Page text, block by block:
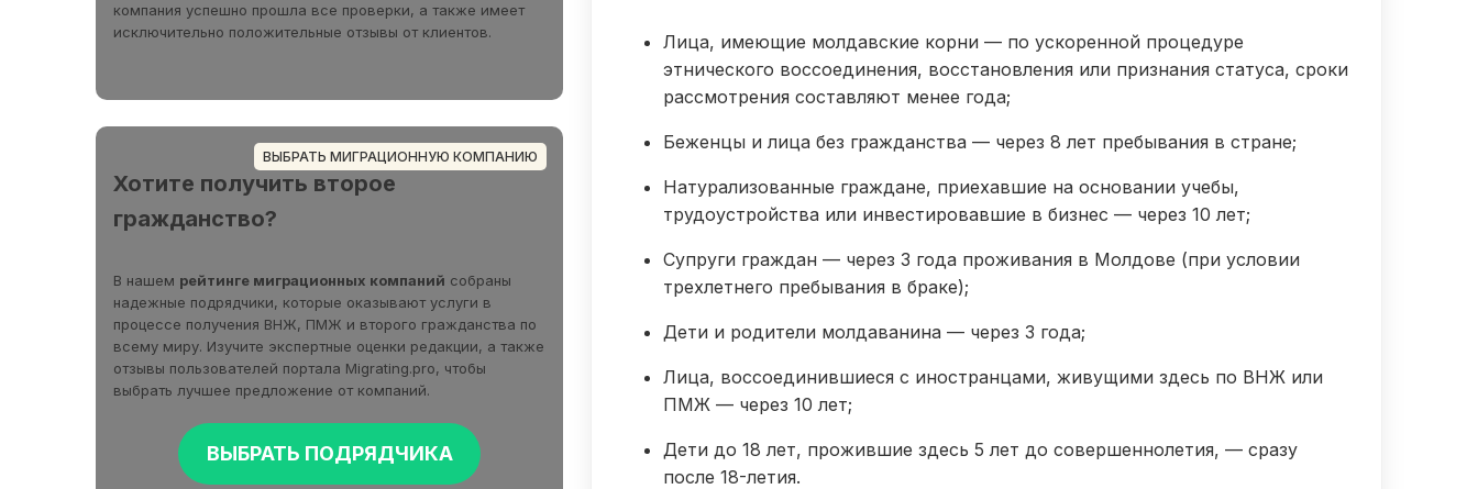
компания успешно прошла все проверки, а также имеет
исключительно положительные отзывы от клиентов.
Хотите получить второе
гражданство?
В нашем рейтинге миграционных компаний собраны
надежные подрядчики, которые оказывают услуги в
процессе получения ВНЖ, ПМЖ и второго гражданства по
всему миру. Изучите экспертные оценки редакции, а также
отзывы пользователей портала Migrating.pro, чтобы
выбрать лучшее предложение от компаний.
ВЫБРАТЬ ПОДРЯДЧИКА
ВЫБРАТЬ МИГРАЦИОННУЮ КОМПАНИЮ
Лица, имеющие молдавские корни — по ускоренной процедуре
этнического воссоединения, восстановления или признания статуса, сроки
рассмотрения составляют менее года;
Беженцы и лица без гражданства — через 8 лет пребывания в стране;
Натурализованные граждане, приехавшие на основании учебы,
трудоустройства или инвестировавшие в бизнес — через 10 лет;
Супруги граждан — через 3 года проживания в Молдове (при условии
трехлетнего пребывания в браке);
Дети и родители молдаванина — через 3 года;
Лица, воссоединившиеся с иностранцами, живущими здесь по ВНЖ или
ПМЖ — через 10 лет;
Дети до 18 лет, прожившие здесь 5 лет до совершеннолетия, — сразу
после 18-летия.